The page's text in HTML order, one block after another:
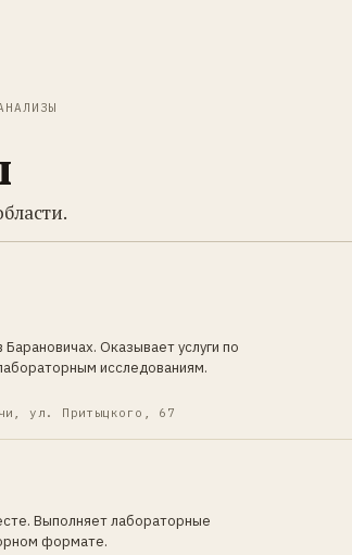
Оказывает услуги по
исследованиям.
ул. Притыцкого, 67
Выполняет лабораторные
формате.